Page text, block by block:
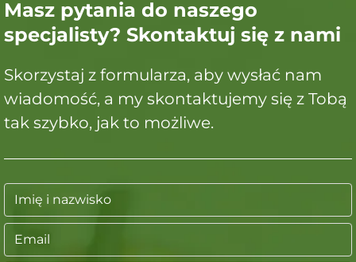
Masz pytania do naszego
specjalisty? Skontaktuj się z nami
Skorzystaj z formularza, aby wysłać nam
wiadomość, a my skontaktujemy się z Tobą
tak szybko, jak to możliwe.